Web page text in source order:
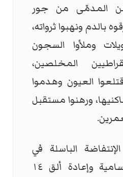
المدمّى من جور
بالدم ونهبوا ثرواته،
وملأوا السجون
المخلصين،
العيون وهدموا
ورهنوا مستقبل
الباسلة في
تحقيق اهدافها السامية وإعادة ألق ١٤